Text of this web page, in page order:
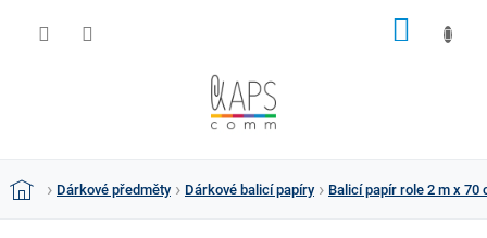
DomůDárkové předměty Dárkové balicí papíry Balicí papír role 2 m x 70